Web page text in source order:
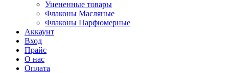
Уцененные товары
Флаконы Масляные
Флаконы Парфюмерные
Аккаунт
Вход
Прайс
О нас
Оплата